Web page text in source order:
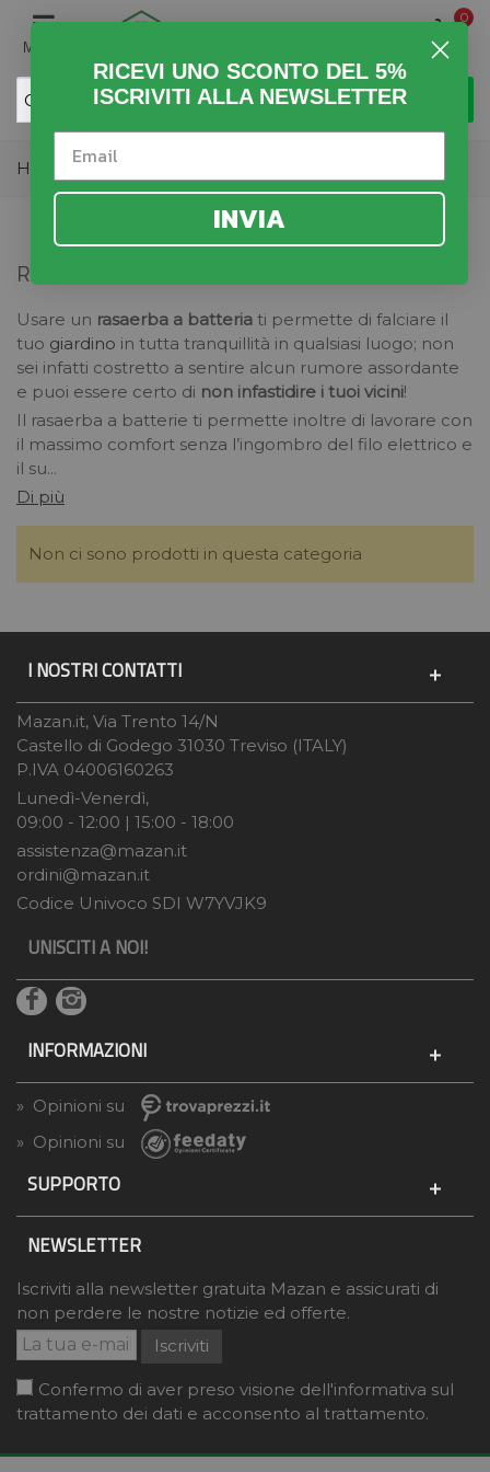
MENU
0
Home > Giardino
RASAERBA A BATTERIA
Usare un rasaerba a batteria ti permette di falciare il
tuo giardino in tutta tranquillità in qualsiasi luogo; non
sei infatti costretto a sentire alcun rumore assordante
e puoi essere certo di non infastidire i tuoi vicini!
Il rasaerba a batterie ti permette inoltre di lavorare con
il massimo comfort senza l’ingombro del filo elettrico e
il su...
Di più
Non ci sono prodotti in questa categoria
I NOSTRI CONTATTI
Mazan.it, Via Trento 14/N
Castello di Godego 31030 Treviso (ITALY)
P.IVA 04006160263
Lunedì-Venerdì,
09:00 - 12:00 | 15:00 - 18:00
assistenza@mazan.it
ordini@mazan.it
Codice Univoco SDI W7YVJK9
UNISCITI A NOI!
INFORMAZIONI
» Opinioni su
» Opinioni su
SUPPORTO
NEWSLETTER
Iscriviti alla newsletter gratuita Mazan e assicurati di
non perdere le nostre notizie ed offerte.
Iscriviti
Confermo di aver preso visione dell'informativa sul
trattamento dei dati e acconsento al trattamento.
RICEVI UNO SCONTO DEL 5%
ISCRIVITI ALLA NEWSLETTER
INVIA